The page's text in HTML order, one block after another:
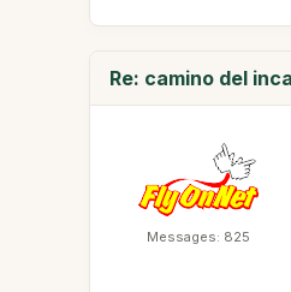
Re: camino del
Messages: 825